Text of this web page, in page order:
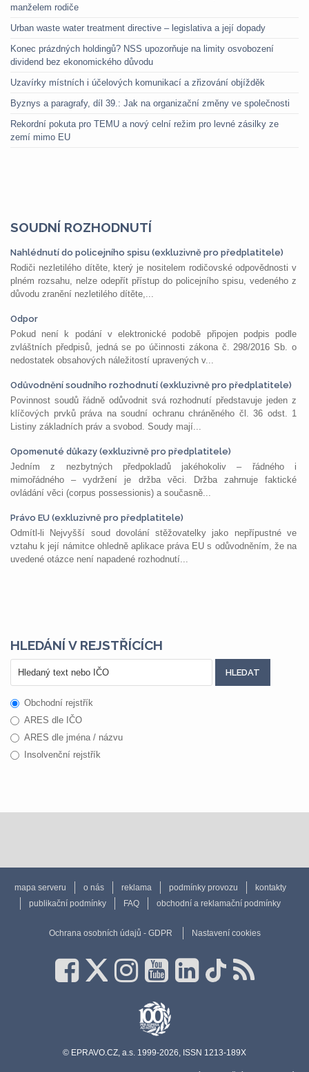
manželem rodiče
Urban waste water treatment directive – legislativa a její dopady
Konec prázdných holdingů? NSS upozorňuje na limity osvobození
dividend bez ekonomického důvodu
Uzavírky místních i účelových komunikací a zřizování objížděk
Byznys a paragrafy, díl 39.: Jak na organizační změny ve společnosti
Rekordní pokuta pro TEMU a nový celní režim pro levné zásilky ze
zemí mimo EU
SOUDNÍ ROZHODNUTÍ
Nahlédnutí do policejního spisu (exkluzivně pro předplatitele)
Rodiči nezletilého dítěte, který je nositelem rodičovské odpovědnosti v
plném rozsahu, nelze odepřít přístup do policejního spisu, vedeného z
důvodu zranění nezletilého dítěte,...
Odpor
Pokud není k podání v elektronické podobě připojen podpis podle
zvláštních předpisů, jedná se po účinnosti zákona č. 298/2016 Sb. o
nedostatek obsahových náležitostí upravených v...
Odůvodnění soudního rozhodnutí (exkluzivně pro předplatitele)
Povinnost soudů řádně odůvodnit svá rozhodnutí představuje jeden z
klíčových prvků práva na soudní ochranu chráněného čl. 36 odst. 1
Listiny základních práv a svobod. Soudy mají...
Opomenuté důkazy (exkluzivně pro předplatitele)
Jedním z nezbytných předpokladů jakéhokoliv – řádného i
mimořádného – vydržení je držba věci. Držba zahrnuje faktické
ovládání věci (corpus possessionis) a současně...
Právo EU (exkluzivně pro předplatitele)
Odmítl-li Nejvyšší soud dovolání stěžovatelky jako nepřípustné ve
vztahu k její námitce ohledně aplikace práva EU s odůvodněním, že na
uvedené otázce není napadené rozhodnutí...
HLEDÁNÍ V REJSTŘÍCÍCH
Obchodní rejstřík
ARES dle IČO
ARES dle jména / názvu
Insolvenční rejstřík
mapa serveru o nás reklama podmínky provozu
kontakty
publikační podmínky
FAQ obchodní a reklamační podmínky
Ochrana osobních údajů - GDPR Nastavení cookies
© EPRAVO.CZ, a.s. 1999-2026, ISSN 1213-189X